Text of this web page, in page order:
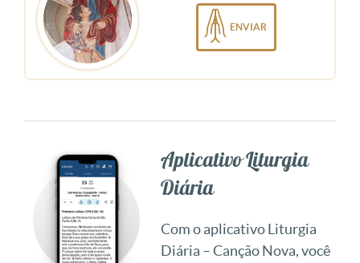
ENVIAR
Aplicativo Liturgia
Diária
Com o aplicativo Liturgia
Diária – Canção Nova, você